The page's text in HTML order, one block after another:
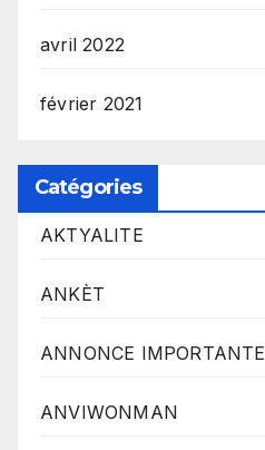
avril 2022
février 2021
Catégories
AKTYALITE
ANKÈT
ANNONCE IMPORTANTE
ANVIWONMAN